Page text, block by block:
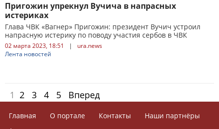
Пригожин упрекнул Вучича в напрасных
истериках
Глава ЧВК «Вагнер» Пригожин: президент Вучич устроил
напрасную истерику по поводу участия сербов в ЧВК
02 марта 2023, 18:51 |
ura.news
Лента новостей
1 2 3 4 5 Вперед
Главная О портале Контакты
Наши партнёры